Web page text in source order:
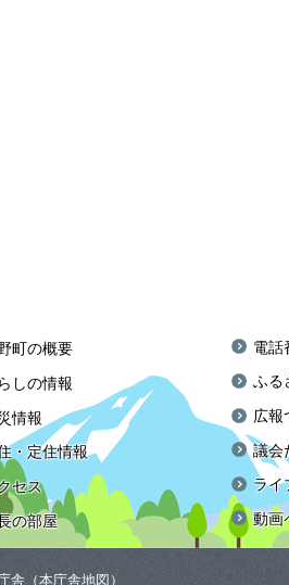
町の概要
しの情報
情報
・定住情報
セス
の部屋
電話
ふる
広報
議会
ライ
動画
舎（本庁舎地図 ）